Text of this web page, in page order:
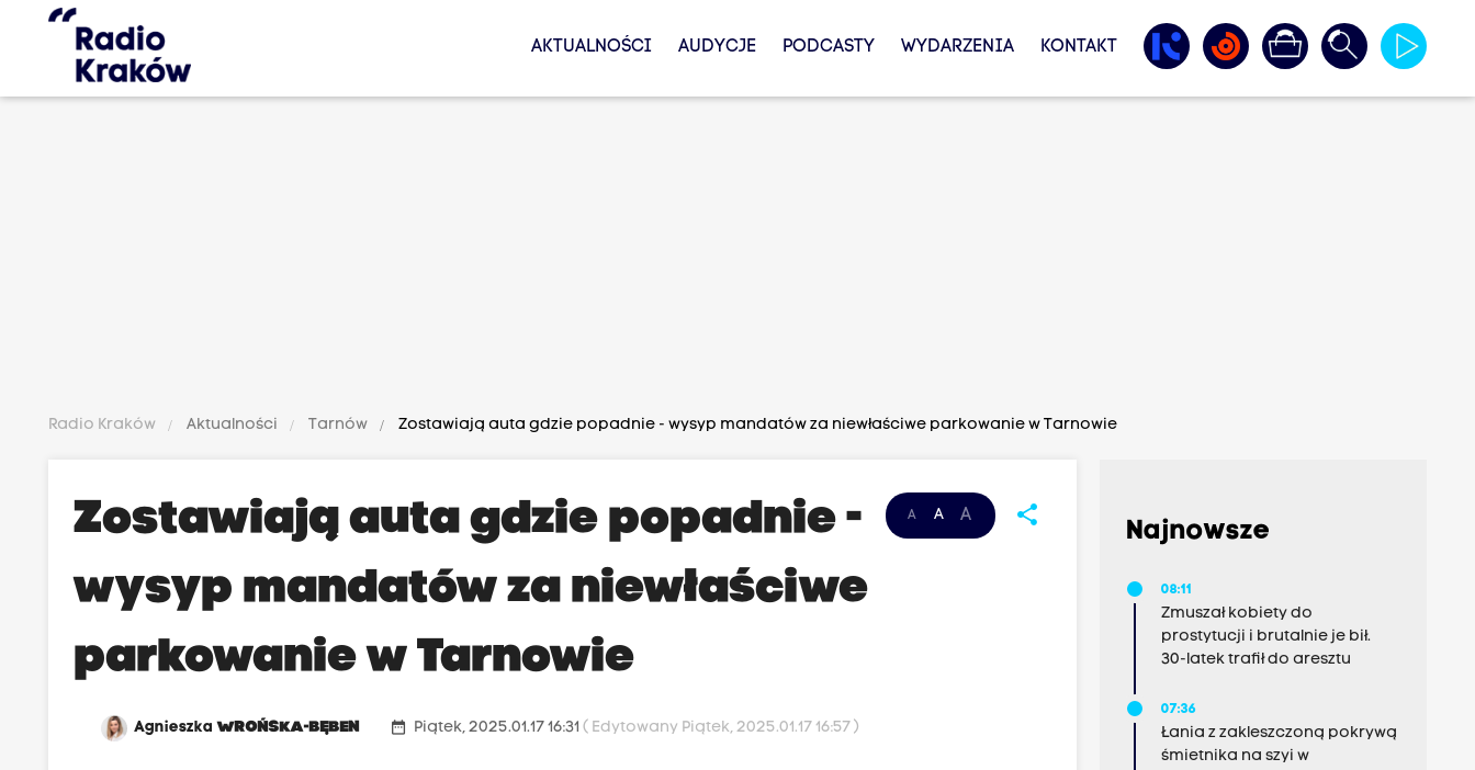
AKTUALNOŚCI AUDYCJE PODCASTY WYDARZENIA KONTAKT
Radio Kraków Aktualności Tarnów Zostawiają auta gdzie popadnie - wysyp mandatów za niewłaściwe parkowanie w Tarnowie
A A A share
Zostawiają auta gdzie popadnie -
wysyp mandatów za niewłaściwe
parkowanie w Tarnowie
AgnieszkaWROŃSKA-BĘBEN date_range Piątek, 2025.01.17 16:31( Edytowany Piątek, 2025.01.17 16:57 )
Najnowsze
08:11
Zmuszał kobiety do
prostytucji i brutalnie je bił.
30-latek trafił do aresztu
07:36
Łania z zakleszczoną pokrywą
śmietnika na szyi w